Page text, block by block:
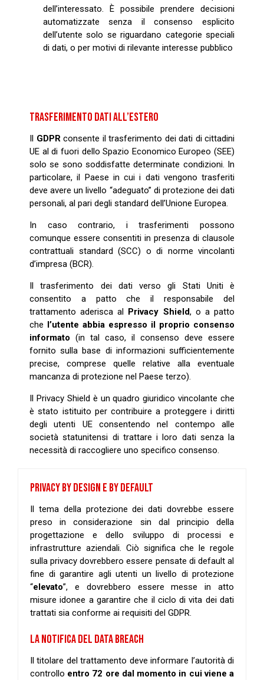
dell’interessato. È possibile prendere decisioni
automatizzate senza il consenso esplicito
dell’utente solo se riguardano categorie speciali
di dati, o per motivi di rilevante interesse pubblico
TRASFERIMENTO DATI ALL’ESTERO
Il GDPR consente il trasferimento dei dati di cittadini
UE al di fuori dello Spazio Economico Europeo (SEE)
solo se sono soddisfatte determinate condizioni. In
particolare, il Paese in cui i dati vengono trasferiti
deve avere un livello “adeguato” di protezione dei dati
personali, al pari degli standard dell’Unione Europea.
In caso contrario, i trasferimenti possono
comunque essere consentiti in presenza di clausole
contrattuali standard (SCC) o di norme vincolanti
d’impresa (BCR).
Il trasferimento dei dati verso gli Stati Uniti è
consentito a patto che il responsabile del
trattamento aderisca al Privacy Shield, o a patto
che l’utente abbia espresso il proprio consenso
informato (in tal caso, il consenso deve essere
fornito sulla base di informazioni sufficientemente
precise, comprese quelle relative alla eventuale
mancanza di protezione nel Paese terzo).
Il Privacy Shield è un quadro giuridico vincolante che
è stato istituito per contribuire a proteggere i diritti
degli utenti UE consentendo nel contempo alle
società statunitensi di trattare i loro dati senza la
necessità di raccogliere uno specifico consenso.
PRIVACY BY DESIGN E BY DEFAULT
Il tema della protezione dei dati dovrebbe essere
preso in considerazione sin dal principio della
progettazione e dello sviluppo di processi e
infrastrutture aziendali. Ciò significa che le regole
sulla privacy dovrebbero essere pensate di default al
fine di garantire agli utenti un livello di protezione
“elevato”, e dovrebbero essere messe in atto
misure idonee a garantire che il ciclo di vita dei dati
trattati sia conforme ai requisiti del GDPR.
LA NOTIFICA DEL DATA BREACH
Il titolare del trattamento deve informare l’autorità di
controllo entro 72 ore dal momento in cui viene a